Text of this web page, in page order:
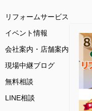
リフォームサービス
イベント情報
会社案内・店舗案内
現場中継ブログ
無料相談
LINE相談